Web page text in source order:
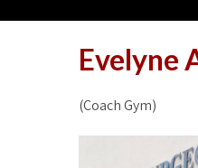
Evelyne
(Coach Gym)